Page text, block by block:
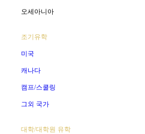
오세아니아
조기유학
미국
캐나다
캠프/스쿨링
그외 국가
대학/대학원 유학